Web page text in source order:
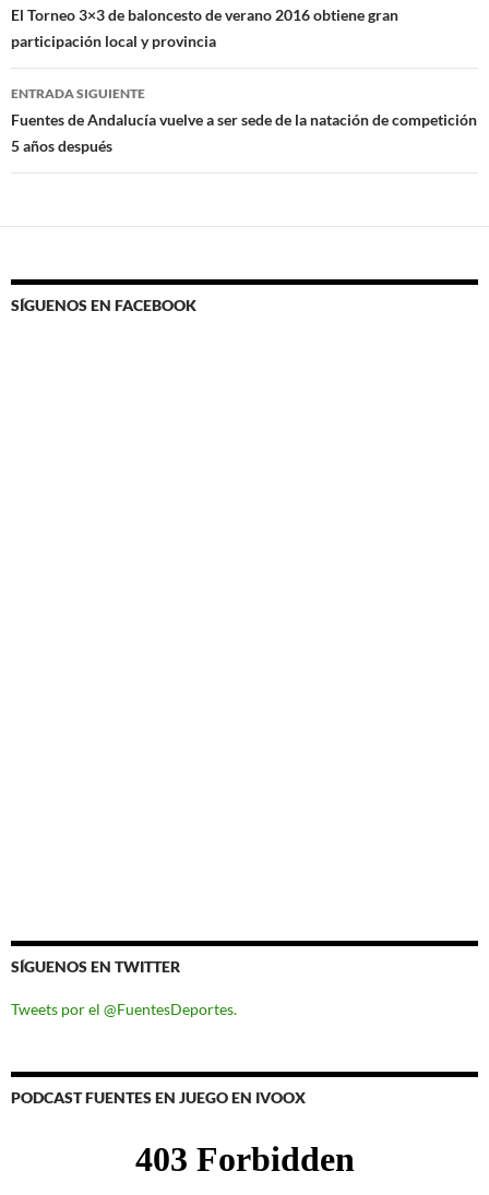
de
entradas
El Torneo 3×3 de baloncesto de verano 2016 obtiene gran
participación local y provincia
ENTRADA SIGUIENTE
Fuentes de Andalucía vuelve a ser sede de la natación de competición
5 años después
SÍGUENOS EN FACEBOOK
SÍGUENOS EN TWITTER
Tweets por el @FuentesDeportes.
PODCAST FUENTES EN JUEGO EN IVOOX